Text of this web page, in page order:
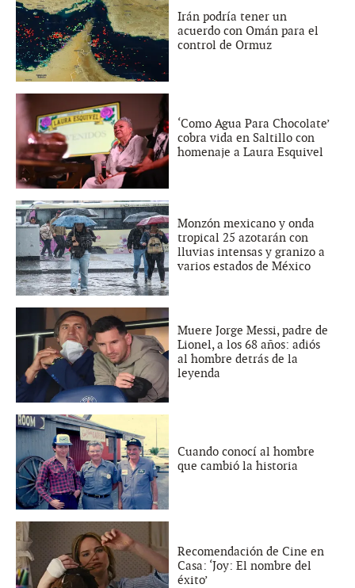
Irán podría tener un
acuerdo con Omán para el
control de Ormuz
‘Como Agua Para Chocolate’
cobra vida en Saltillo con
homenaje a Laura Esquivel
Monzón mexicano y onda
tropical 25 azotarán con
lluvias intensas y granizo a
varios estados de México
Muere Jorge Messi, padre de
Lionel, a los 68 años: adiós
al hombre detrás de la
leyenda
Cuando conocí al hombre
que cambió la historia
Recomendación de Cine en
Casa: ‘Joy: El nombre del
éxito’